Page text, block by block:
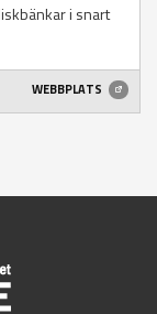
i snart
WEBBPLATS